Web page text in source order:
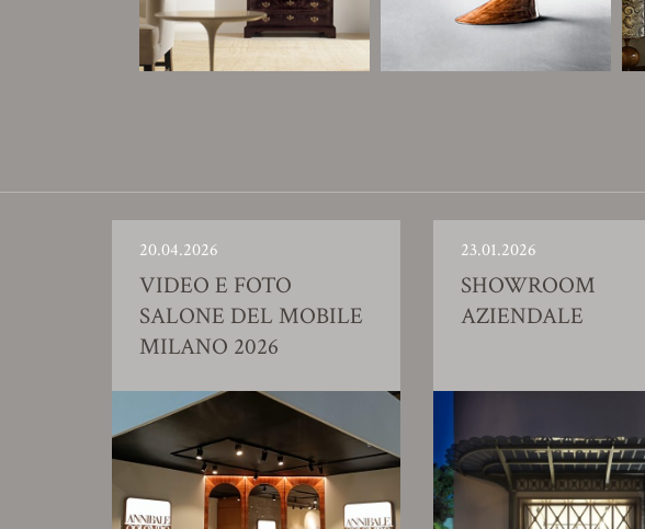
20.04.2026
VIDEO E FOTO
SALONE DEL MOBILE
MILANO 2026
23.01.2026
SHOWROOM
AZIENDALE